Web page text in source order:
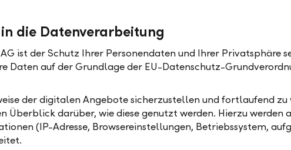
leisten, wie sieht Ihre
sie?
Berechnen Sie Ihre Steuern
Wohnortswechsel oder Einkauf
die Datenverarbeitung
AG ist der Schutz Ihrer Personendaten und Ihrer Privatsphäre
Daten auf der Grundlage der EU-Datenschutz-
der digitalen Angebote sicherzustellen und fortlaufend zu
Überblick darüber, wie diese genutzt werden. Hierzu werden
(IP-Adresse, Browsereinstellungen, Betriebssystem,